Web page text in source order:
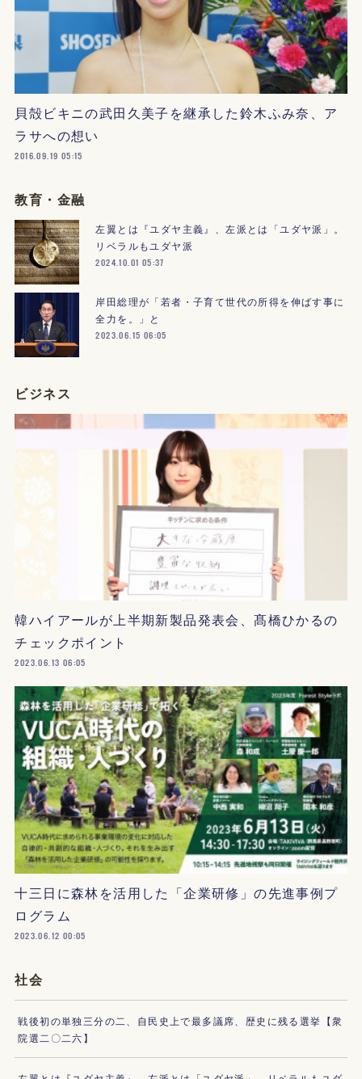
貝殻ビキニの武田久美子を継承した鈴木ふみ奈、ア
ラサへの想い
2016.09.19 05:15
教育・金融
左翼とは『ユダヤ主義』、左派とは「ユダヤ派」。
リベラルもユダヤ派
2024.10.01 05:37
岸田総理が「若者・子育て世代の所得を伸ばす事に
全力を。」と
2023.06.15 06:05
ビジネス
韓ハイアールが上半期新製品発表会、髙橋ひかるの
チェックポイント
2023.06.13 06:05
十三日に森林を活用した「企業研修」の先進事例プ
ログラム
2023.06.12 00:05
社会
戦後初の単独三分の二、自民史上で最多議席、歴史に残る選挙【衆
院選二〇二六】